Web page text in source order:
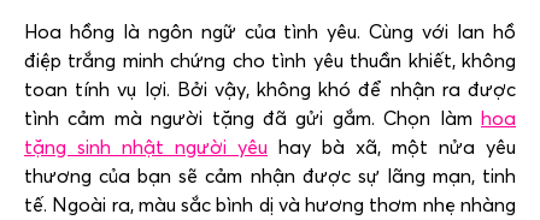
Hoa hồng là ngôn ngữ của tình yêu. Cùng với lan hồ
điệp trắng minh chứng cho tình yêu thuần khiết, không
toan tính vụ lợi. Bởi vậy, không khó để nhận ra được
tình cảm mà người tặng đã gửi gắm. Chọn làm hoa
tặng sinh nhật người yêu hay bà xã, một nửa yêu
thương của bạn sẽ cảm nhận được sự lãng mạn, tinh
tế. Ngoài ra, màu sắc bình dị và hương thơm nhẹ nhàng